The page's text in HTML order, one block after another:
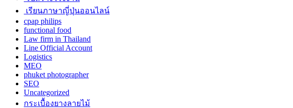
เรียนภาษาญี่ปุ่นออนไลน์
cpap philips
functional food
Law firm in Thailand
Line Official Account
Logistics
MEO
phuket photographer
SEO
Uncategorized
กระเบื้องยางลายไม้